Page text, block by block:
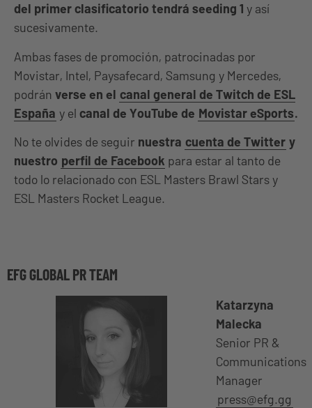
del primer clasificatorio tendrá seeding 1 y así
sucesivamente.
Ambas fases de promoción, patrocinadas por
Movistar, Intel, Paysafecard, Samsung y Mercedes,
podrán verse en el canal general de Twitch de ESL
España y el canal de YouTube de Movistar eSports.
No te olvides de seguir nuestra cuenta de Twitter y
nuestro perfil de Facebook para estar al tanto de
todo lo relacionado con ESL Masters Brawl Stars y
ESL Masters Rocket League.
EFG GLOBAL PR TEAM
Katarzyna
Malecka
Senior PR &
Communications
Manager
press@efg.gg